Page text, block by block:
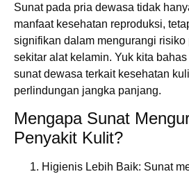
Sunat pada pria dewasa tidak
manfaat kesehatan reproduksi,
signifikan dalam mengurangi risiko
sekitar alat kelamin. Yuk kita
sunat dewasa terkait kesehatan
perlindungan jangka panjang.
Mengapa Sunat
Penyakit Kulit?
Higienis Lebih Baik: Sunat